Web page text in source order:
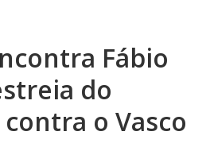
Fábio
do
o Vasco